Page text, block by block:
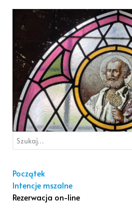
Początek
Intencje mszalne
Rezerwacja on-line